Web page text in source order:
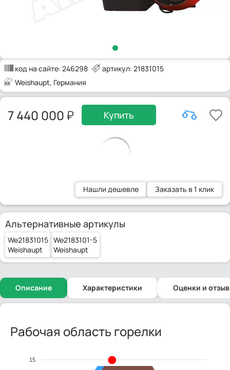
код на сайте: 246298
артикул: 21831015
Weishaupt, Германия
7 440 000 Купить
Нашли дешевле Заказать в 1 клик
Альтернативные артикулы
We21831015
Weishaupt
We2183101-5
Weishaupt
Описание Характеристики Оценки и
Рабочая область горелки
15